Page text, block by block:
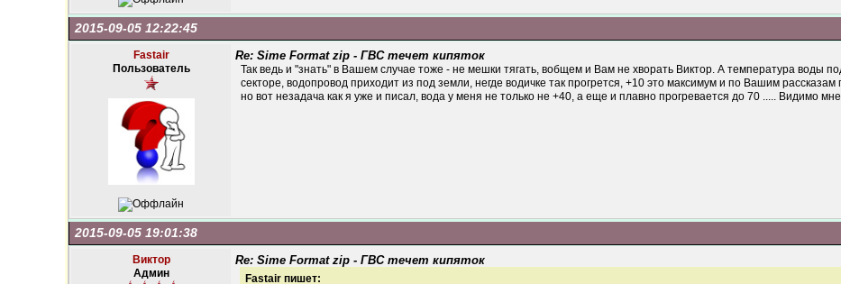
2015-09-05 12:22:45
Fastair
Пользователь
Re: Sime Format zip - ГВС течет кипяток
Так ведь и "знать" в Вашем случае тоже - не мешки тягать, вобщем и Вам не хворать Виктор. А температура воды
секторе, водопровод приходит из под земли, негде водичке так прогрется, +10 это максимум и по Вашим
но вот незадача как я уже и писал, вода у меня не только не +40, а еще и плавно прогревается до 70 ..... Видимо
2015-09-05 19:01:38
Виктор
Админ
Re: Sime Format zip - ГВС течет кипяток
Fastair пишет: